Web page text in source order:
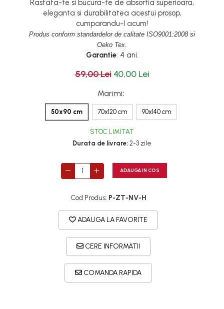
Rasfata-te si bucura-te de absortia superioara,
eleganta si durabilitatea acestui prosop,
cumparandu-l acum!
Produs conform standardelor de calitate ISO9001:2008 si
Oeko Tex.
Garantie: 4 ani.
59,00 Lei 40,00 Lei
Marimi:
50x90 cm 70x120 cm 90x140 cm
STOC LIMITAT
Durata de livrare: 2-3 zile
ADAUGA IN COS
Cod Produs: P-ZT-NV-H
ADAUGA LA FAVORITE
CERE INFORMATII
COMANDA RAPIDA